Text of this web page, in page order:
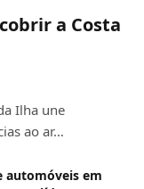
a Costa
Ilha une
ao ar…
automóveis em